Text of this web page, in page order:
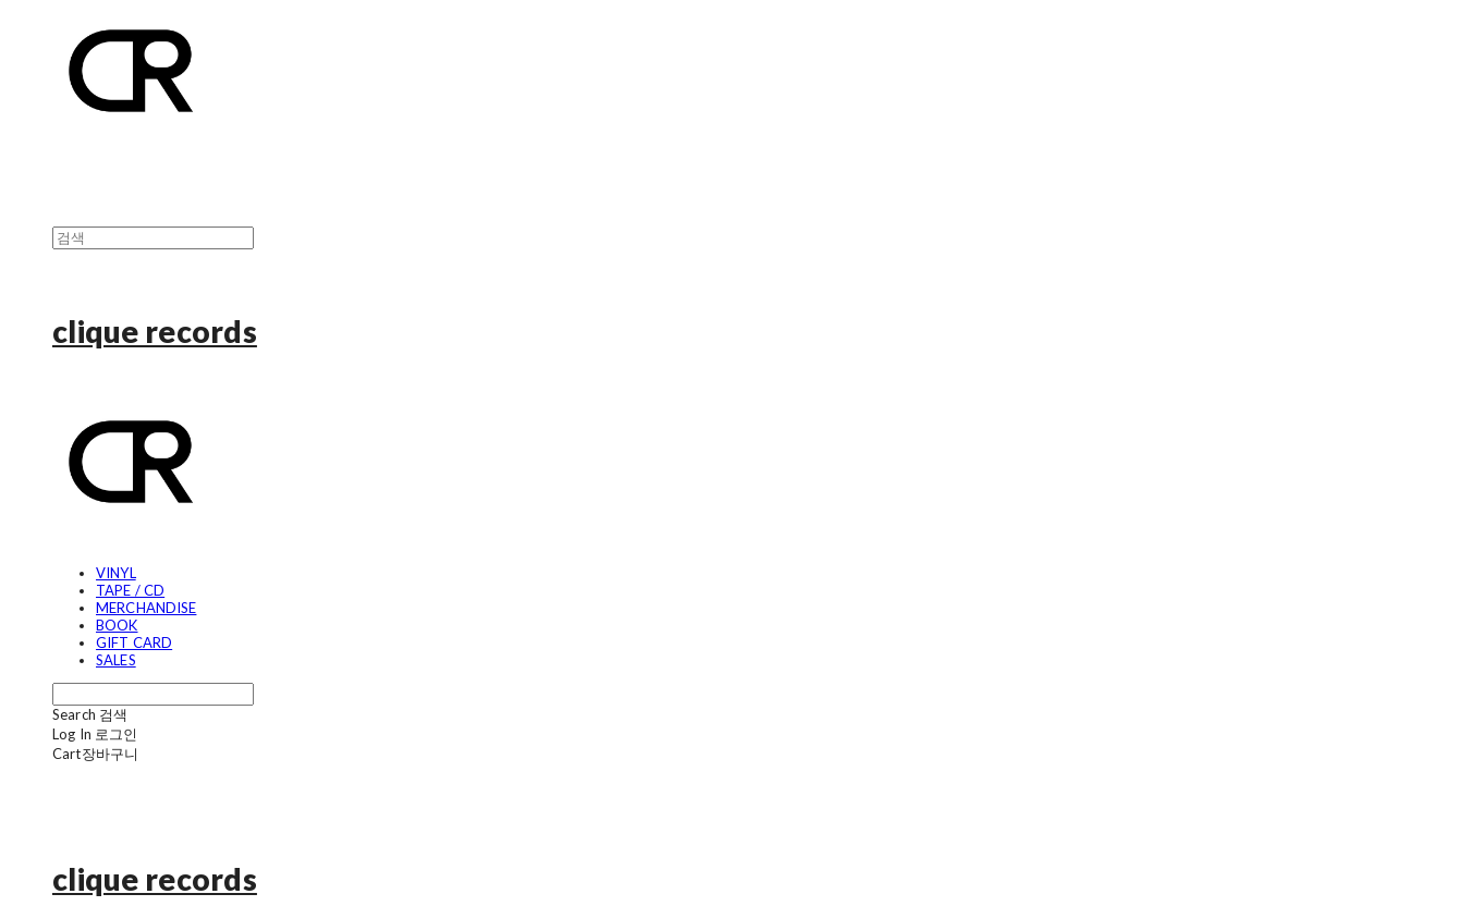
clique records
VINYL
TAPE / CD
MERCHANDISE
BOOK
GIFT CARD
SALES
Search 검색
Log In 로그인
Cart장바구니
clique records